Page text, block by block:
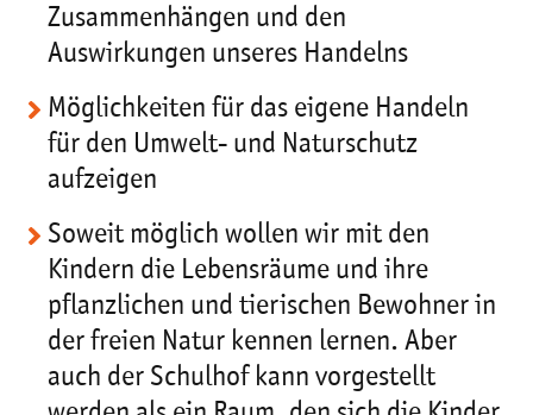
Zusammenhängen und den
Auswirkungen unseres Handelns
Möglichkeiten für das eigene Handeln
für den Umwelt- und Naturschutz
aufzeigen
Soweit möglich wollen wir mit den
Kindern die Lebensräume und ihre
pflanzlichen und tierischen Bewohner in
der freien Natur kennen lernen. Aber
auch der Schulhof kann vorgestellt